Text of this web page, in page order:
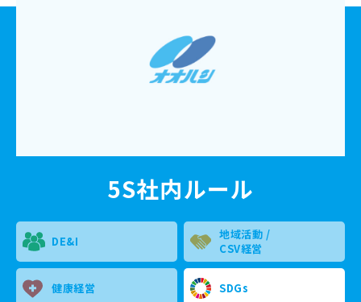
5S社内ルール
DE&I
地域活動 /
CSV経営
健康経営 SDGs